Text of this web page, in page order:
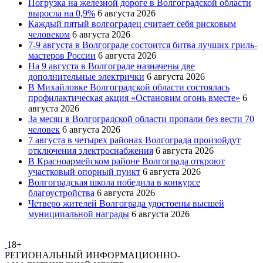
Погрузка на железной дороге в Волгоградской области
выросла на 0,9% 6 августа 2026
Каждый пятый волгоградец считает себя рисковым
человеком 6 августа 2026
7-9 августа в Волгограде состоится битва лучших гриль-
мастеров России 6 августа 2026
На 9 августа в Волгограде назначены две
дополнительные электрички 6 августа 2026
В Михайловке Волгоградской области состоялась
профилактическая акция «Остановим огонь вместе» 6
августа 2026
За месяц в Волгоградской области пропали без вести 70
человек 6 августа 2026
7 августа в четырех районах Волгограда произойдут
отключения электроснабжения 6 августа 2026
В Красноармейском районе Волгограда откроют
участковый опорный пункт 6 августа 2026
Волгоградская школа победила в конкурсе
благоустройства 6 августа 2026
Четверо жителей Волгограда удостоены высшей
муниципальной награды 6 августа 2026
18+
РЕГИОНАЛЬНЫЙ ИНФОРМАЦИОННО-